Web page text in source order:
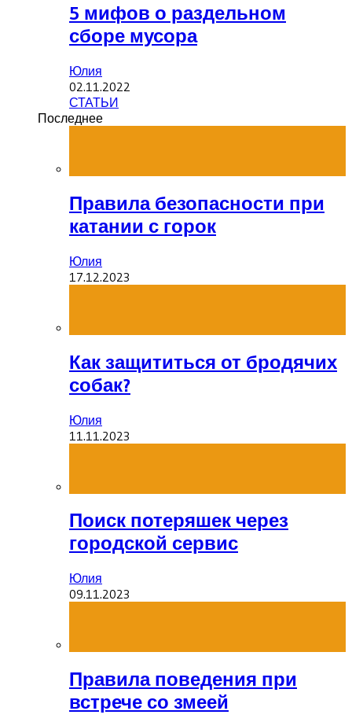
5 мифов о раздельном
сборе мусора
Юлия
02.11.2022
СТАТЬИ
Последнее
Правила безопасности при
катании с горок
Юлия
17.12.2023
Как защититься от бродячих
собак?
Юлия
11.11.2023
Поиск потеряшек через
городской сервис
Юлия
09.11.2023
Правила поведения при
встрече со змеей